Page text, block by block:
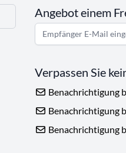
Angebot einem
Verpassen Sie
Benachrichtigung
Benachrichtigung
Benachrichtigung